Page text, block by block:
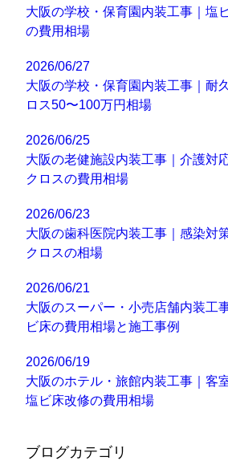
大阪の学校・保育園内装工事｜塩
の費用相場
2026/06/27
大阪の学校・保育園内装工事｜耐
ロス50〜100万円相場
2026/06/25
大阪の老健施設内装工事｜介護対
クロスの費用相場
2026/06/23
大阪の歯科医院内装工事｜感染対
クロスの相場
2026/06/21
大阪のスーパー・小売店舗内装工
ビ床の費用相場と施工事例
2026/06/19
大阪のホテル・旅館内装工事｜客
塩ビ床改修の費用相場
ブログカテゴリ